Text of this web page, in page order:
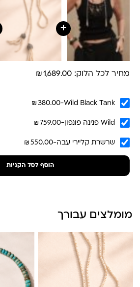
לונה מיה
איסוף עצמי מהסטודיו- ללא עלות
משלוח חינם בקניה מעל 800 ש”ח
משלוחים לכל העולם באמצעות DHL בעלות של 180 ש”ח
+
מחיר לכל הלוק: ₪1,689.00
Wild Black Tank
-
₪ 380.00
Wild פנינה פונפון -
₪ 759.00
שרשרת קליירי עבה-
₪ 550.00
הוסף לסל הקניות
מומלצים עבורך